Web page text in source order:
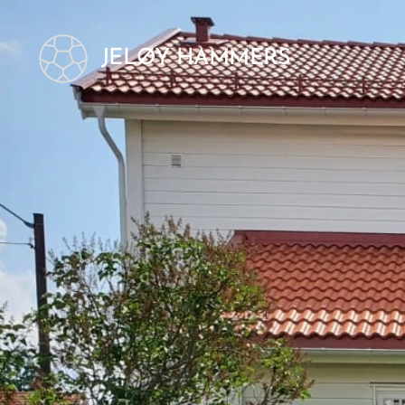
JELØY HAMMERS